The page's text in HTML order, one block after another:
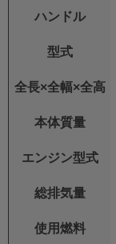
ハンドル
型式
全長×全幅×全高
本体質量
エンジン型式
総排気量
使用燃料